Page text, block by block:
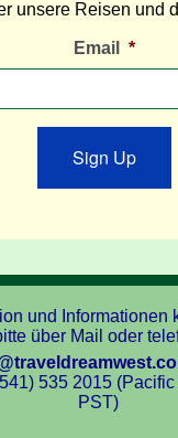
unsere Reisen und
Email *
Sign Up
und Informationen
über Mail oder
535 2015
PST)